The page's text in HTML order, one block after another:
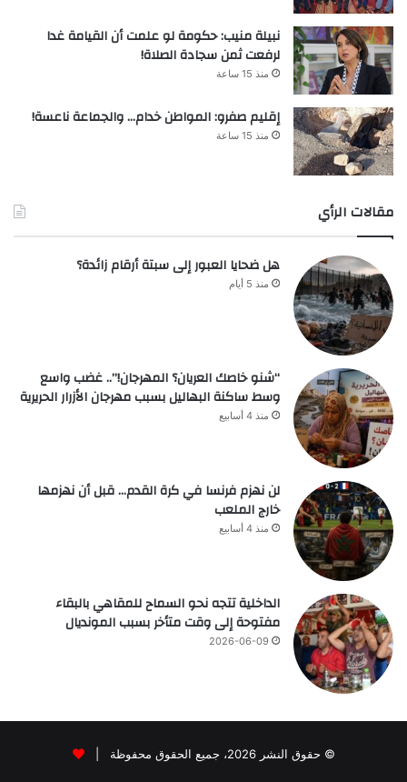
نبيلة منيب: حكومة لو علمت أن القيامة غدا
لرفعت ثمن سجادة الصلاة!
منذ 15 ساعة
إقليم صفرو: المواطن خدام… والجماعة ناعسة!
منذ 15 ساعة
مقالات الرأي
هل ضحايا العبور إلى سبتة أرقام زائدة؟
منذ 5 أيام
“شنو خاصك العريان؟ المهرجان!”.. غضب واسع
وسط ساكنة البهاليل بسبب مهرجان الأزرار الحريرية
منذ 4 أسابيع
لن نهزم فرنسا في كرة القدم… قبل أن نهزمها
خارج الملعب
منذ 4 أسابيع
الداخلية تتجه نحو السماح للمقاهي بالبقاء
مفتوحة إلى وقت متأخر بسبب المونديال
2026-06-09
© حقوق النشر 2026، جميع الحقوق محفوظة |